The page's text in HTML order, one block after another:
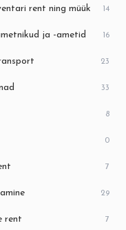
rent ning müük 14
ja -ametid 16
23
33
8
0
7
29
rent 7